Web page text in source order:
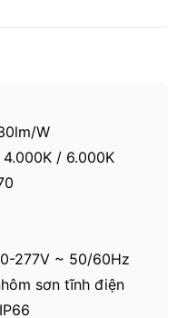
W
/ 6.000K
277V ~ 50/60Hz
sơn tĩnh điện